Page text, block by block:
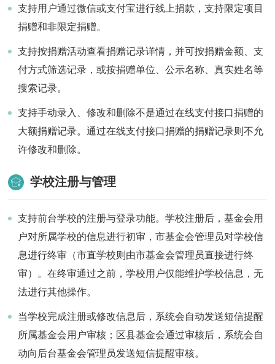
支持用户通过微信或支付宝进行线上捐款，支持限定项目
捐赠和非限定捐赠。
支持按捐赠活动查看捐赠记录详情，并可按捐赠金额、支
付方式筛选记录，或按捐赠单位、公示名称、真实姓名等
搜索记录。
支持手动录入、修改和删除不是通过在线支付接口捐赠的
大额捐赠记录。通过在线支付接口捐赠的捐赠记录则不允
许修改和删除。
学校注册与管理
支持前台学校的注册与登录功能。学校注册后，基金会用
户对所属学校的信息进行初审，市基金会管理员对学校信
息进行终审（市直学校则由市基金会管理员直接进行终
审）。在终审通过之前，学校用户仅能维护学校信息，无
法进行其他操作。
当学校完成注册或修改信息后，系统会自动发送短信提醒
所属基金会用户审核；区县基金会通过审核后，系统会自
动向后台基金会管理员发送短信提醒审核。